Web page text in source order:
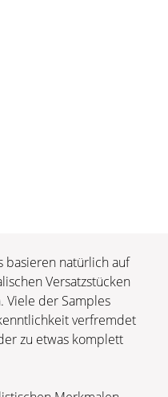
basieren natürlich auf
Versatzstücken
Viele der Samples
verfremdet
zu etwas komplett